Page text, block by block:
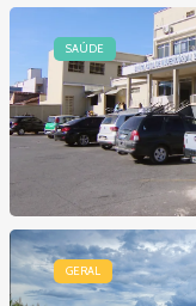
SAÚDE
GERAL